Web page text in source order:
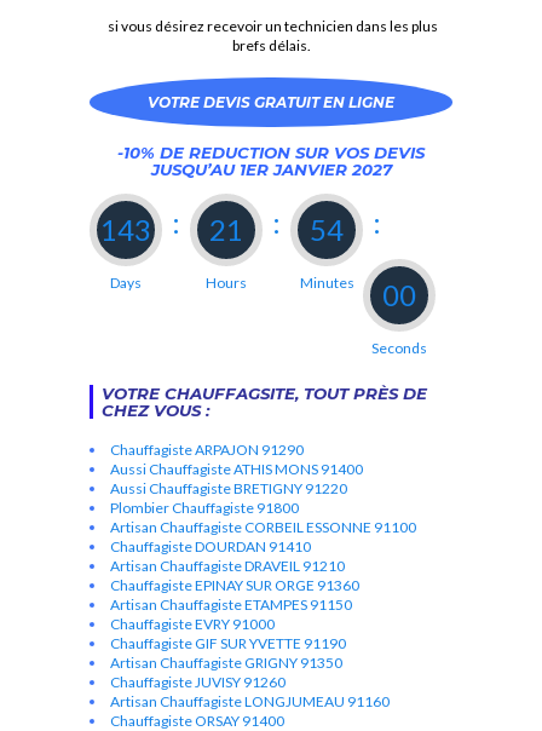
si vous désirez recevoir un technicien dans les plus
brefs délais.
VOTRE DEVIS GRATUIT EN LIGNE
-10% DE REDUCTION SUR VOS DEVIS
JUSQU’AU 1ER JANVIER 2027
143
Days
: 21
Hours
: 53
Minutes
:
59
Seconds
VOTRE CHAUFFAGSITE, TOUT PRÈS DE
CHEZ VOUS :
Chauffagiste ARPAJON 91290
Aussi Chauffagiste ATHIS MONS 91400
Aussi Chauffagiste BRETIGNY 91220
Plombier Chauffagiste 91800
Artisan Chauffagiste CORBEIL ESSONNE 91100
Chauffagiste DOURDAN 91410
Artisan Chauffagiste DRAVEIL 91210
Chauffagiste EPINAY SUR ORGE 91360
Artisan Chauffagiste ETAMPES 91150
Chauffagiste EVRY 91000
Chauffagiste GIF SUR YVETTE 91190
Artisan Chauffagiste GRIGNY 91350
Chauffagiste JUVISY 91260
Artisan Chauffagiste LONGJUMEAU 91160
Chauffagiste ORSAY 91400